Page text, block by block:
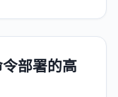
部署的高